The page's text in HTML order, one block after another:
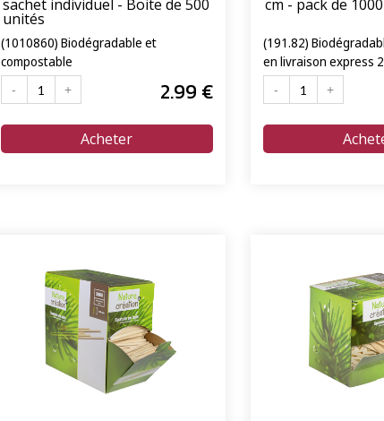
sachet individuel - Boite de 500
unités
(1010860) Biodégradable et
compostable
2.99 €
cm - pack de
(191.82)
en livraison express